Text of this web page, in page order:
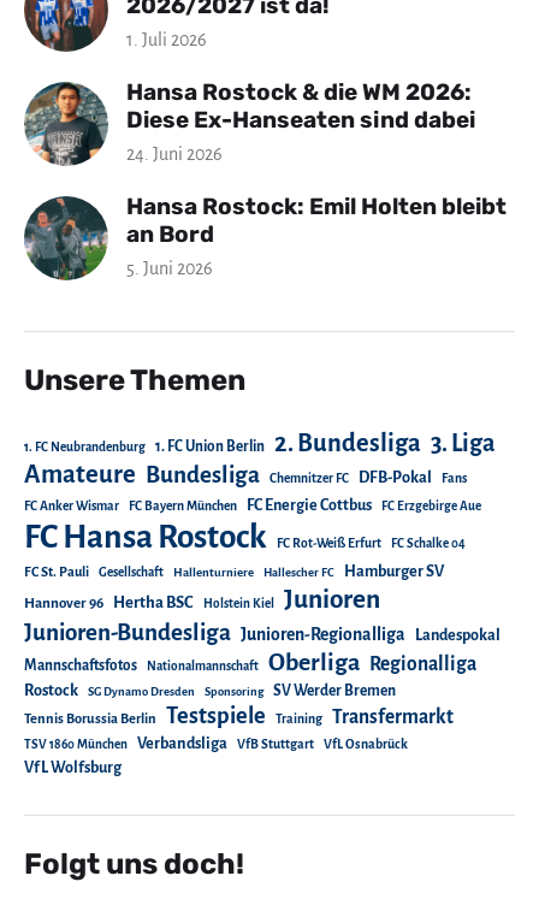
2026/2027 ist da!
1. Juli 2026
Hansa Rostock & die WM 2026:
Diese Ex-Hanseaten sind dabei
24. Juni 2026
Hansa Rostock: Emil Holten bleibt
an Bord
5. Juni 2026
Unsere Themen
1. FC Neubrandenburg 1. FC Union Berlin 2. Bundesliga 3. Liga
Amateure Bundesliga Chemnitzer FC DFB-Pokal Fans
FC Anker Wismar FC Bayern München FC Energie Cottbus FC Erzgebirge Aue
FC Hansa Rostock FC Rot-Weiß Erfurt FC Schalke 04
FC St. Pauli Gesellschaft Hallenturniere Hallescher FC Hamburger SV
Hannover 96 Hertha BSC Holstein Kiel Junioren
Junioren-Bundesliga Junioren-Regionalliga
Landespokal
Mannschaftsfotos
Nationalmannschaft Oberliga Regionalliga
Rostock SG Dynamo Dresden Sponsoring SV Werder Bremen
Tennis Borussia Berlin Testspiele Training Transfermarkt
TSV 1860 München Verbandsliga VfB Stuttgart VfL Osnabrück
VfL Wolfsburg
Folgt uns doch!